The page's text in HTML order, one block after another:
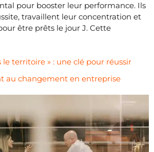
pour booster leur performance. Ils
travaillent leur concentration et
être prêts le jour J. Cette
le territoire » : une clé pour réussir
au changement en entreprise